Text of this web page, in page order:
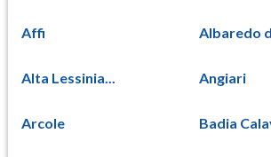
Affi Albaredo
Alta Lessinia... Angiari
Arcole Badia